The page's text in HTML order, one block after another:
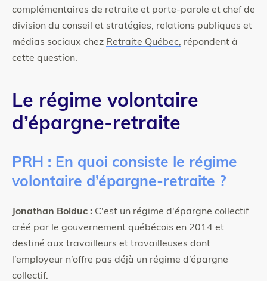
complémentaires de retraite et porte-parole et chef de
division du conseil et stratégies, relations publiques et
médias sociaux chez Retraite Québec, répondent à
cette question.
Le régime volontaire
d’épargne-retraite
PRH : En quoi consiste le régime
volontaire d’épargne-retraite ?
Jonathan Bolduc : C'est un régime d'épargne collectif
créé par le gouvernement québécois en 2014 et
destiné aux travailleurs et travailleuses dont
l’employeur n’offre pas déjà un régime d’épargne
collectif.